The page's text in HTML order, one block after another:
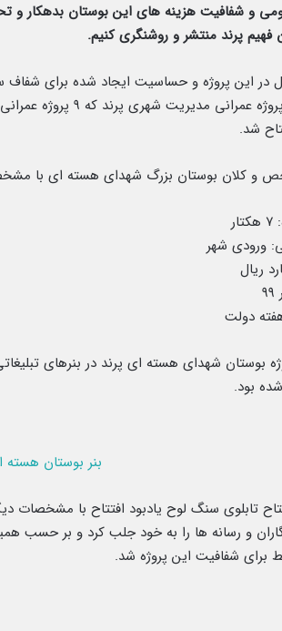
و شفافیت هزینه های این بوستان بدهکار و
فهیم پرند منتشر و روشنگری کنیم.
در این پروژه و حساسیت ایجاد شده برای
شد.
و کلان بوستان بزرگ شهدای هسته ای با
ورودی شهر
دولت
بوستان شهدای هسته ای پرند در بنرهای
بود.
تابلوی سنگ لوح یادبود افتتاح با
و رسانه ها را به خود جلب کرد و بر حسب
برای شفافیت این پروژه شد.